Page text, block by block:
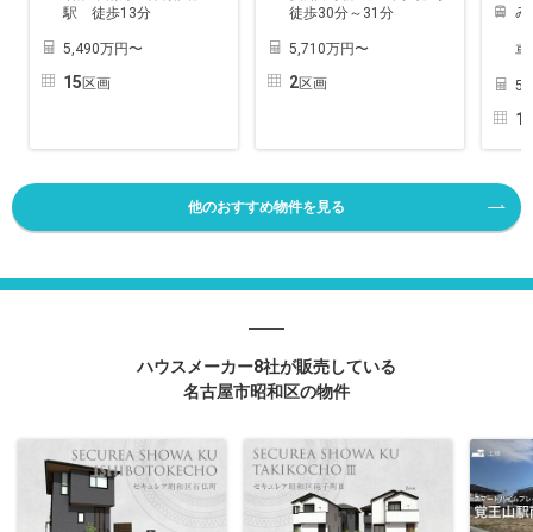
駅 徒歩13分
5,490万円〜
15 区画
徒歩30分～31分
5,710万円〜
2区画
み
車
他のおすすめ物件を見る
ハウスメーカー8社が販売している
名古屋市昭和区の物件